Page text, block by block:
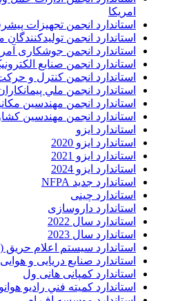
امريکا
استاندارد انجمن تجهیزات
استاندارد انجمن
استاندارد انجمن جوشکاری
استاندارد انجمن صنايع
استاندارد انجمن کنترل و
استاندارد انجمن ملي
استاندارد انجمن مهندسين
استاندارد انجمن مهندسین
استاندارد ایزو
استاندارد ایزو 2020
استاندارد ایزو 2021
استاندارد ایزو 2024
استاندارد جدید NFPA
استاندارد چینی
استاندارد داروسازی
استاندارد سال 2022
استاندارد سال 2023
استاندارد سیستم اعلام
استاندارد صنایع دریایی و
استاندارد کمپانی هانی ول
استاندارد کميته فني راديو